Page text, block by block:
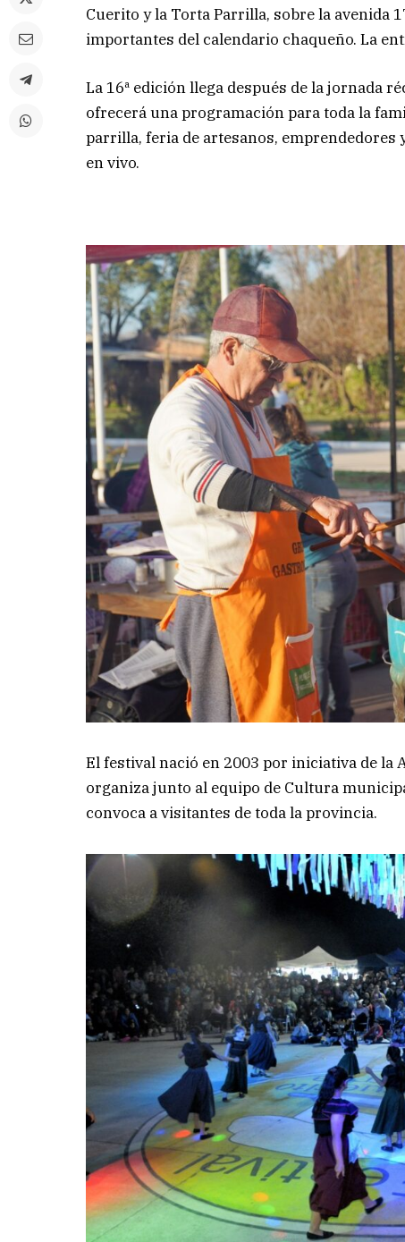
Cuerito y la Torta Parrilla, sobre la avenida
importantes del calendario chaqueño. La
La 16ª edición llega después de la jornada
ofrecerá una programación para toda la
parrilla, feria de artesanos,
en vivo.
El festival nació en 2003 por iniciativa de la
organiza junto al equipo de Cultura
convoca a visitantes de toda la provincia.